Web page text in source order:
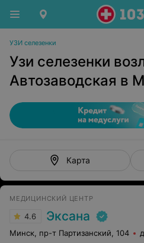
УЗИ селезенки
Узи селезенки
Автозаводская в
Карта
МЕДИЦИНСКИЙ ЦЕНТР
4.6 Эксана
Минск, пр-т Партизанский, 104